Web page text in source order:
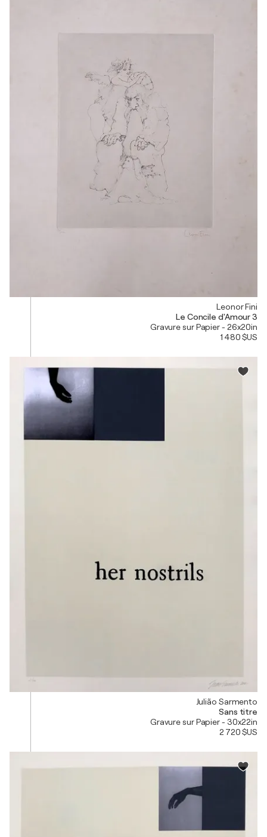
Leonor Fini
Le Concile d'Amour 3
Gravure sur Papier - 26x20in
1 480 $US
Julião Sarmento
Sans titre
Gravure sur Papier - 30x22in
2 720 $US